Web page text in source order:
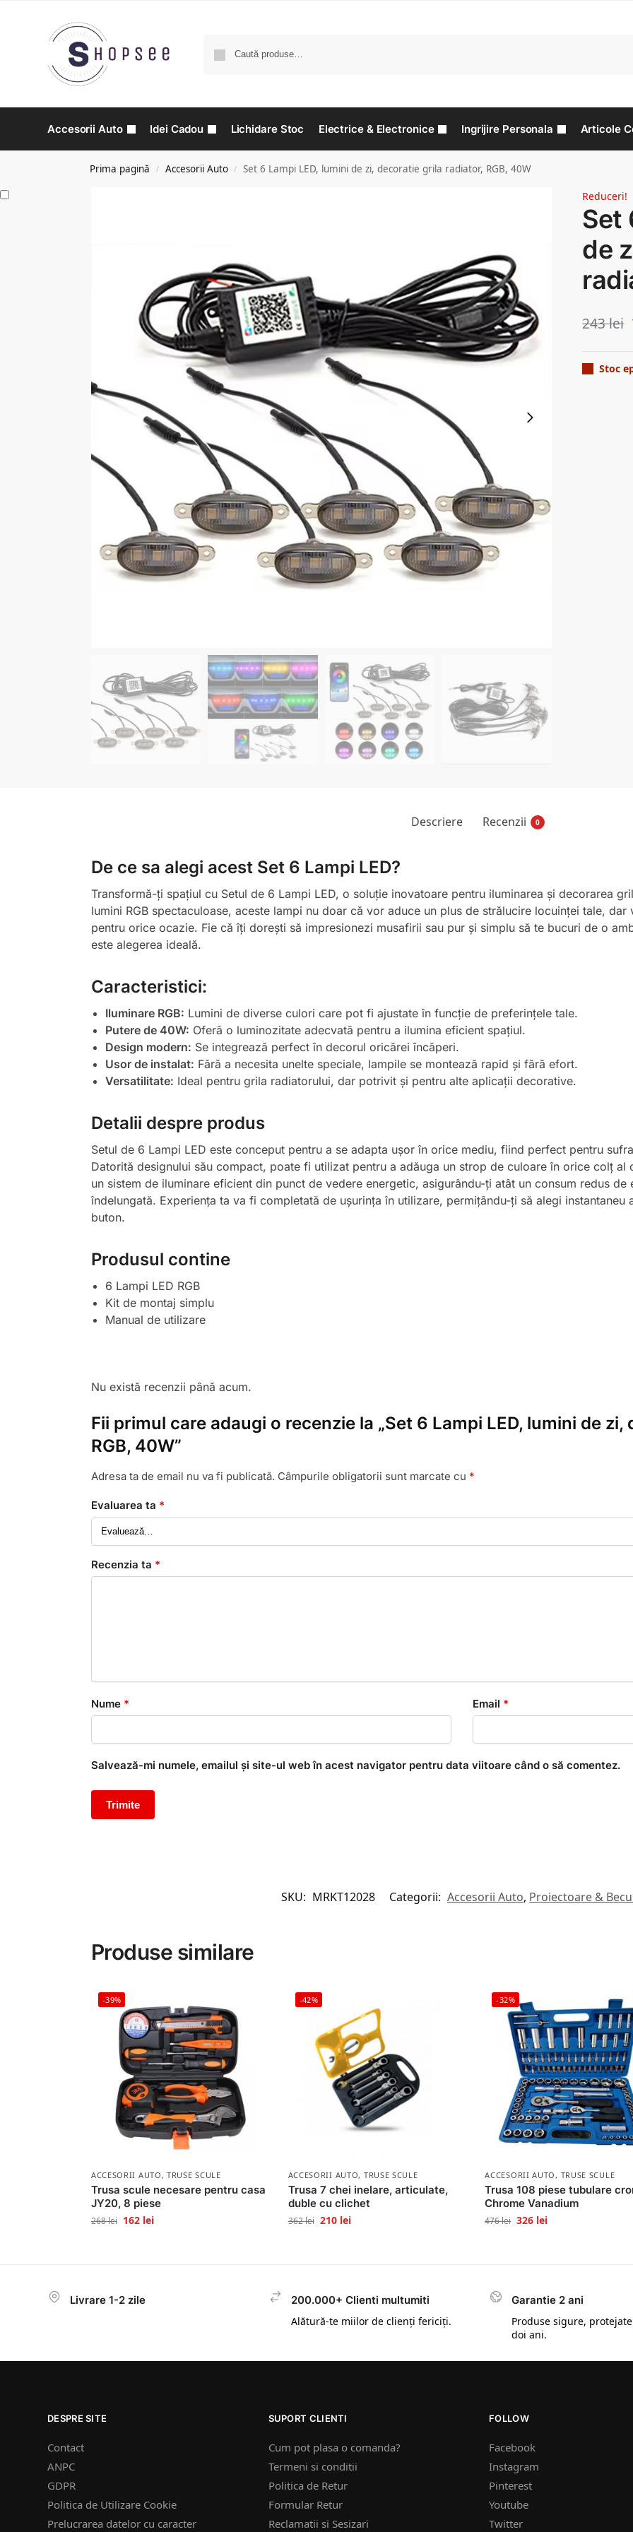
Accesorii Auto Idei Cadou Lichidare Stoc Electrice & Electronice Ingrijire Personala Articole
Prima pagină / Accesorii Auto / Set 6 Lampi LED, lumini de zi, decoratie grila radiator, RGB, 40W
Reduceri!
Set
de
243lei
Stoc
Descriere Recenzii 0
De ce sa alegi acest Set 6 Lampi LED?
Transformă-ți spațiul cu Setul de 6 Lampi LED, o soluție inovatoare pentru iluminarea și decorarea
lumini RGB spectaculoase, aceste lampi nu doar că vor aduce un plus de strălucire locuinței tale,
pentru orice ocazie. Fie că îți dorești să impresionezi musafirii sau pur și simplu să te bucuri de o
este alegerea ideală.
Caracteristici:
Iluminare RGB: Lumini de diverse culori care pot fi ajustate în funcție de preferințele tale.
Putere de 40W: Oferă o luminozitate adecvată pentru a ilumina eficient spațiul.
Design modern: Se integrează perfect în decorul oricărei încăperi.
Usor de instalat: Fără a necesita unelte speciale, lampile se montează rapid și fără efort.
Versatilitate: Ideal pentru grila radiatorului, dar potrivit și pentru alte aplicații decorative.
Detalii despre produs
Setul de 6 Lampi LED este conceput pentru a se adapta ușor în orice mediu, fiind perfect pentru
Datorită designului său compact, poate fi utilizat pentru a adăuga un strop de culoare în orice colț al
un sistem de iluminare eficient din punct de vedere energetic, asigurându-ți atât un consum redus
îndelungată. Experiența ta va fi completată de ușurința în utilizare, permițându-ți să alegi
buton.
Produsul contine
6 Lampi LED RGB
Kit de montaj simplu
Manual de utilizare
Nu există recenzii până acum.
Fii primul care adaugi o recenzie la „Set 6 Lampi LED, lumini de
RGB, 40W”
Adresa ta de email nu va fi publicată. Câmpurile obligatorii sunt marcate cu *
Evaluarea ta *
Recenzia ta *
Nume * Email *
Salvează-mi numele, emailul și site-ul web în acest navigator pentru data viitoare când o să comentez.
SKU: MRKT12028 Categorii: Accesorii Auto, Proiectoare &
Produse similare
-39%
ACCESORII AUTO ,TRUSE SCULE
Trusa scule necesare pentru casa
JY20, 8 piese
268lei 162 lei
-42%
ACCESORII AUTO, TRUSE SCULE
Trusa 7 chei inelare, articulate,
duble cu clichet
362lei 210 lei
-32%
ACCESORII AUTO , TRUSE SCULE
Trusa 108 piese tubulare
Chrome Vanadium
476lei 326 lei
Livrare 1-2 zile
200.000+ Clienti multumiti
Alătură-te miilor de clienți fericiți.
Garantie 2 ani
Produse sigure,
doi ani.
DESPRE SITE
Contact
ANPC
GDPR
Politica de Utilizare Cookie
Prelucrarea datelor cu caracter
SUPORT CLIENTI
Cum pot plasa o comanda?
Termeni si conditii
Politica de Retur
Formular Retur
Reclamatii si Sesizari
FOLLOW
Facebook
Instagram
Pinterest
Youtube
Twitter